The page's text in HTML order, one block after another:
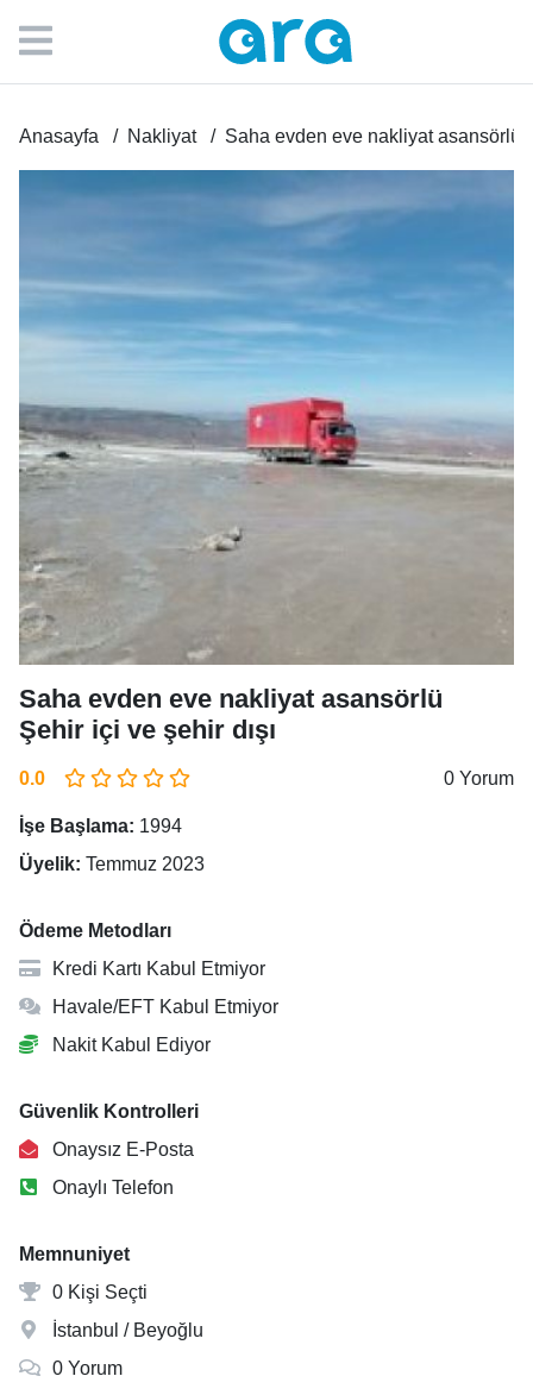
Anasayfa Nakliyat Saha evden eve nakliyat asansörlü
Saha evden eve nakliyat asansörlü
Şehir içi ve şehir dışı
0.0 0 Yorum
İşe Başlama: 1994
Üyelik: Temmuz 2023
Ödeme Metodları
Kredi Kartı Kabul Etmiyor
Havale/EFT Kabul Etmiyor
Nakit Kabul Ediyor
Güvenlik Kontrolleri
Onaysız E-Posta
Onaylı Telefon
Memnuniyet
0 Kişi Seçti
İstanbul / Beyoğlu
0 Yorum